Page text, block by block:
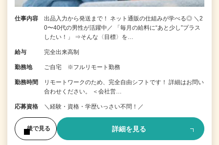
仕事内容
出品入力から発送まで！ ネット通販の仕組みが学べる◎ ＼2
0〜40代の男性が活躍中／ 「毎月の給料に“あと少し”プラス
したい！」 ⇒そんな〈目標〉を…
給与 完全出来高制
勤務地 ご自宅 ※フルリモート勤務
勤務時間
リモートワークのため、完全自由シフトです！ 詳細はお問い
合わせください。 ＜会社営…
応募資格 ＼経験・資格・学歴いっさい不問！／
後で見る 詳細を見る